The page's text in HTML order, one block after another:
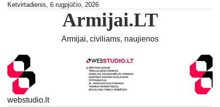
SkipKetvirtadienis, 6 rugpjūčio, 2026
Armijai.LT
Armijai, civiliams, naujienos
webstudio.lt